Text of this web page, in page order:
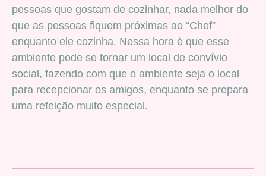
pessoas que gostam de cozinhar, nada melhor do
que as pessoas fiquem próximas ao “Chef”
enquanto ele cozinha. Nessa hora é que esse
ambiente pode se tornar um local de convívio
social, fazendo com que o ambiente seja o local
para recepcionar os amigos, enquanto se prepara
uma refeição muito especial.